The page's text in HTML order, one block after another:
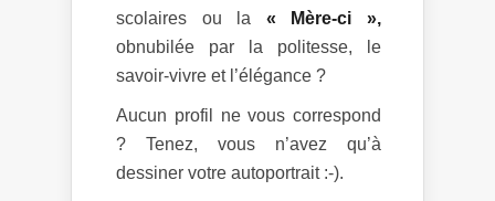
scolaires ou la « Mère-ci »,
obnubilée par la politesse, le
savoir-vivre et l’élégance ?
Aucun profil ne vous correspond
? Tenez, vous n’avez qu’à
dessiner votre autoportrait :-).